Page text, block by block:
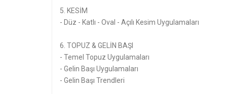
5. KESİM
- Düz - Katlı - Oval - Açılı Kesim Uygulamaları
6. TOPUZ & GELİN BAŞI
- Temel Topuz Uygulamaları
- Gelin Başı Uygulamaları
- Gelin Başı Trendleri